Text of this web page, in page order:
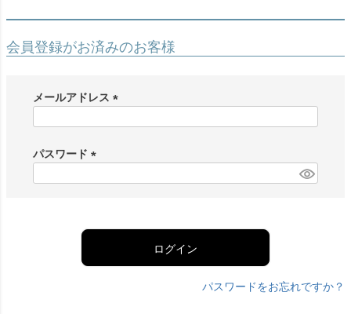
会員登録がお済みのお客様
メールアドレス
)
パスワード
ログイン
パスワードをお忘れですか？